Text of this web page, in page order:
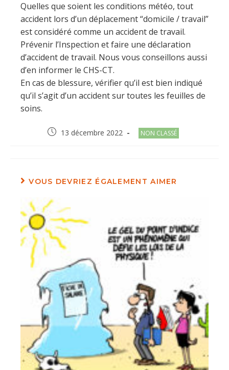
Quelles que soient les conditions météo, tout
accident lors d’un déplacement “domicile / travail”
est considéré comme un accident de travail.
Prévenir l’Inspection et faire une déclaration
d’accident de travail. Nous vous conseillons aussi
d’en informer le CHS-CT.
En cas de blessure, vérifier qu’il est bien indiqué
qu’il s’agit d’un accident sur toutes les feuilles de
soins.
Post13 décembre 2022
Post
NON CLASSÉ
VOUS DEVRIEZ ÉGALEMENT AIMER